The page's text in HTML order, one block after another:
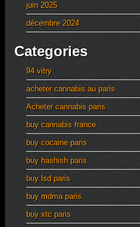
juin 2025
décembre 2024
Categories
94 vitry
acheter cannabis au paris
Acheter cannabis paris
buy cannabis france
buy cocaine paris
buy hashish paris
buy lsd paris
buy mdma paris
buy xtc paris